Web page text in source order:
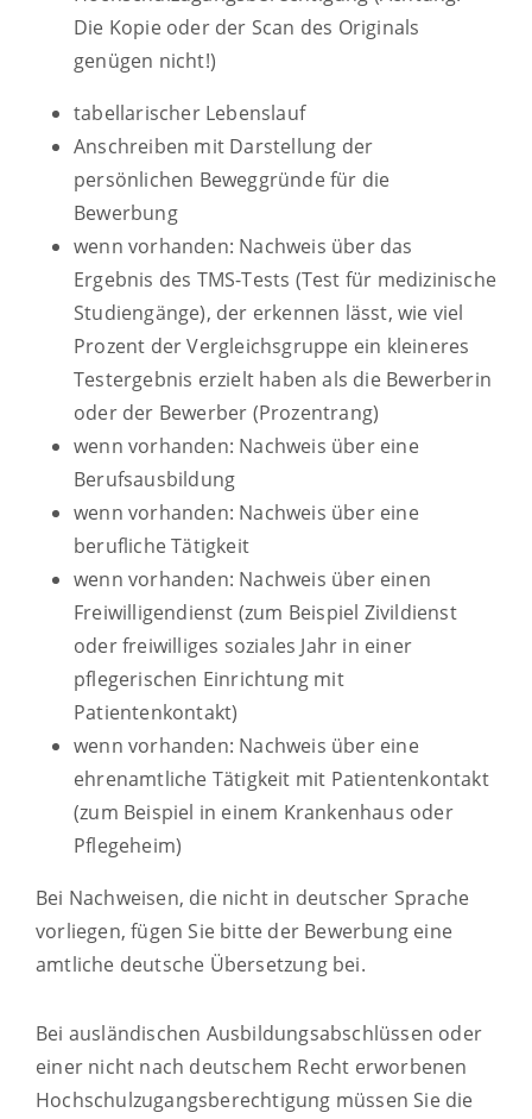
Die Kopie oder der Scan des Originals
genügen nicht!)
tabellarischer Lebenslauf
Anschreiben mit Darstellung der
persönlichen Beweggründe für die
Bewerbung
wenn vorhanden: Nachweis über das
Ergebnis des TMS-Tests (Test für medizinische
Studiengänge), der erkennen lässt, wie viel
Prozent der Vergleichsgruppe ein kleineres
Testergebnis erzielt haben als die Bewerberin
oder der Bewerber (Prozentrang)
wenn vorhanden: Nachweis über eine
Berufsausbildung
wenn vorhanden: Nachweis über eine
berufliche Tätigkeit
wenn vorhanden: Nachweis über einen
Freiwilligendienst (zum Beispiel Zivildienst
oder freiwilliges soziales Jahr in einer
pflegerischen Einrichtung mit
Patientenkontakt)
wenn vorhanden: Nachweis über eine
ehrenamtliche Tätigkeit mit Patientenkontakt
(zum Beispiel in einem Krankenhaus oder
Pflegeheim)
Bei Nachweisen, die nicht in deutscher Sprache
vorliegen, fügen Sie bitte der Bewerbung eine
amtliche deutsche Übersetzung bei.
Bei ausländischen Ausbildungsabschlüssen oder
einer nicht nach deutschem Recht erworbenen
Hochschulzugangsberechtigung müssen Sie die